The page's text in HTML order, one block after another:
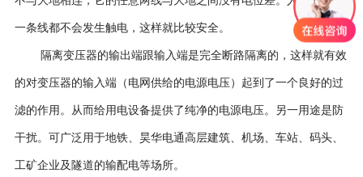
一条线都不会发生触电，这样就比较安全。
隔离变压器的输出端跟输入端是完全断路隔离的，这样就有效
的对变压器的输入端（电网供给的电源电压）起到了一个良好的过
滤的作用。从而给用电设备提供了纯净的电源电压。另一用途是防
干扰。可广泛用于地铁、昊华电通高层建筑、机场、车站、码头、
工矿企业及隧道的输配电等场所。